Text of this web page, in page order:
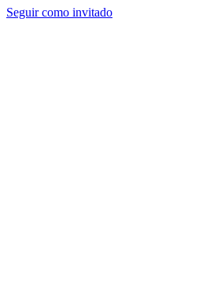
Seguir como invitado